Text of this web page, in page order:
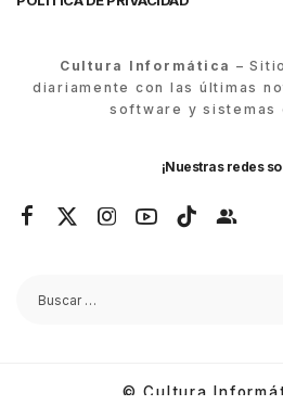
Cultura Informática –
diariamente con las últimas
software y sistemas
¡Nuestras redes
© Cultura